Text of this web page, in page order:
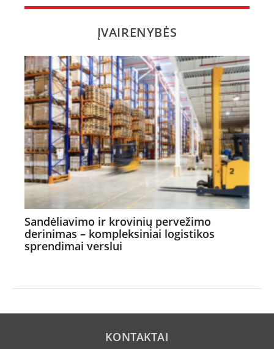
ĮVAIRENYBĖS
Sandėliavimo ir krovinių pervežimo
derinimas – kompleksiniai logistikos
sprendimai verslui
KONTAKTAI